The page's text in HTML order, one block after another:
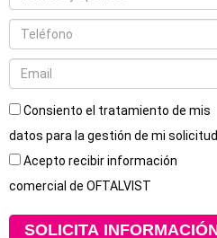
Consiento el tratamiento de mis
datos para la gestión de mi solicitud
Acepto recibir información
comercial de OFTALVIST